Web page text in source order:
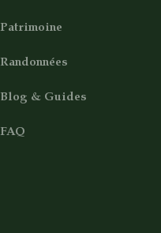
Patrimoine
Randonnées
Blog & Guides
FAQ